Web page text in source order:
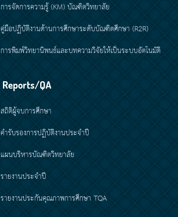
การจัดการความรู้ (KM) บัณฑิตวิทยาลัย
คู่มือปฏิบัติงานด้านการศึกษาระดับบัณฑิตศึกษา (R2R)
การพิมพ์วิทยานิพนธ์และบทความวิจัยให้เป็นระบบอัตโนมัติ
Reports/QA
สถิติผู้จบการศึกษา
คำรับรองการปฏิบัติงานประจำปี
แผนบริหารบัณฑิตวิทยาลัย
รายงานประจำปี
รายงานประกันคุณภาพการศึกษา TQA